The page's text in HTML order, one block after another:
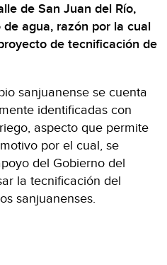
de San Juan del Río,
agua, razón por la cual
de tecnificación de
sanjuanense se cuenta
identificadas con
aspecto que permite
por el cual, se
del Gobierno del
la tecnificación del
sanjuanenses.